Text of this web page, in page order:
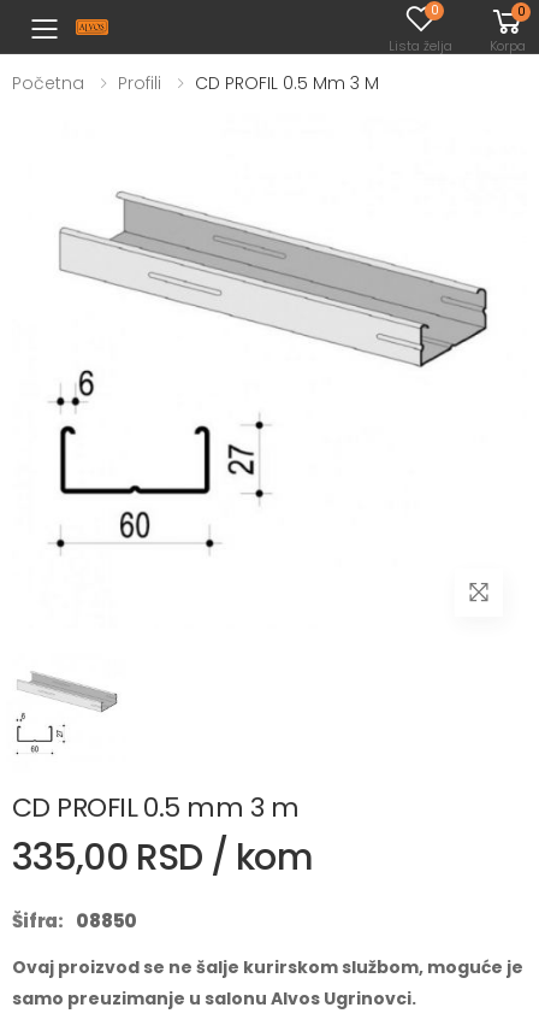
Toggle mobile menu
0
Lista želja
0
Korpa
Početna Profili CD PROFIL 0.5 Mm 3 M
CD PROFIL 0.5 mm 3 m
335,00 RSD / kom
Šifra: 08850
Ovaj proizvod se ne šalje kurirskom službom, moguće je
samo preuzimanje u salonu Alvos Ugrinovci.